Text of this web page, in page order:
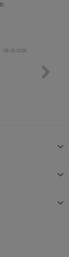
08.05.2026


